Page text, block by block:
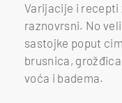
Varijacije i recepti
raznovrsni. No
sastojke poput
brusnica,
voća i badema.